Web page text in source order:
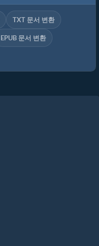
TXT 문서 변환
EPUB 문서 변환